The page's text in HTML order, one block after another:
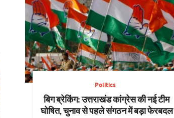
Politics
बिग ब्रेकिंग: उत्तराखंड कांग्रेस की नई टीम
घोषित, चुनाव से पहले संगठन में बड़ा फेरबदल